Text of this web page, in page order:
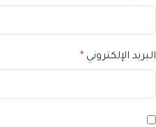
البريد الإلكتروني *